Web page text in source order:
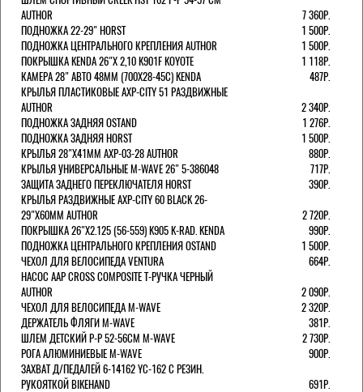
AUTHOR
7 360Р.
ПОДНОЖКА 22-29" HORST
1 500Р.
ПОДНОЖКА ЦЕНТРАЛЬНОГО КРЕПЛЕНИЯ AUTHOR
1 500Р.
ПОКРЫШКА KENDA 26"Х 2,10 K901F KOYOTE
1 118Р.
КАМЕРА 28" АВТО 48ММ (700Х28-45С) KENDA
487Р.
КРЫЛЬЯ ПЛАСТИКОВЫЕ AXP-CITY 51 РАЗДВИЖНЫЕ
AUTHOR
2 340Р.
ПОДНОЖКА ЗАДНЯЯ OSTAND
1 276Р.
ПОДНОЖКА ЗАДНЯЯ HORST
1 500Р.
КРЫЛЬЯ 28"Х41ММ AXP-03-28 AUTHOR
880Р.
КРЫЛЬЯ УНИВЕРСАЛЬНЫЕ M-WAVE 26" 5-386048
717Р.
ЗАЩИТА ЗАДНЕГО ПЕРЕКЛЮЧАТЕЛЯ HORST
390Р.
КРЫЛЬЯ РАЗДВИЖНЫЕ AXP-CITY 60 BLACK 26-
29"Х60ММ AUTHOR
2 720Р.
ПОКРЫШКА 26"Х2.125 (56-559) K905 K-RAD. KENDA
990Р.
ПОДНОЖКА ЦЕНТРАЛЬНОГО КРЕПЛЕНИЯ OSTAND
1 500Р.
ЧЕХОЛ ДЛЯ ВЕЛОСИПЕДА VENTURA
664Р.
НАСОС AAP CROSS COMPOSITE Т-РУЧКА ЧЕРНЫЙ
AUTHOR
2 090Р.
ЧЕХОЛ ДЛЯ ВЕЛОСИПЕДА M-WAVE
2 320Р.
ДЕРЖАТЕЛЬ ФЛЯГИ M-WAVE
381Р.
ШЛЕМ ДЕТСКИЙ Р-Р 52-56СМ M-WAVE
2 730Р.
РОГА АЛЮМИНИЕВЫЕ M-WAVE
900Р.
ЗАХВАТ Д/ПЕДАЛЕЙ 6-14162 YC-162 С РЕЗИН.
РУКОЯТКОЙ BIKEHAND
691Р.